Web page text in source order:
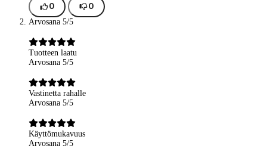
0 0
Arvosana 5/5
Tuotteen laatu
Arvosana 5/5
Vastinetta rahalle
Arvosana 5/5
Käyttömukavuus
Arvosana 5/5